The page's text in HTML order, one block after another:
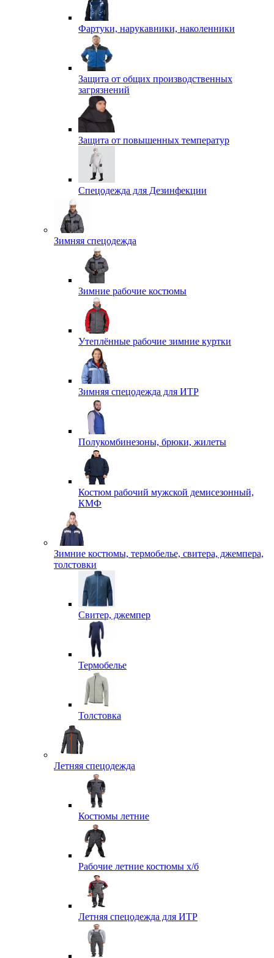
Фартуки, нарукавники, наколенники
Защита от общих производственных
загрязнений
Защита от повышенных температур
Спецодежда для Дезинфекции
Зимняя спецодежда
Зимние рабочие костюмы
Утеплённые рабочие зимние куртки
Зимняя спецодежда для ИТР
Полукомбинезоны, брюки, жилеты
Костюм рабочий мужской демисезонный,
КМФ
Зимние костюмы, термобелье, свитера, джемпера,
толстовки
Свитер, джемпер
Термобелье
Толстовка
Летняя спецодежда
Костюмы летние
Рабочие летние костюмы х/б
Летняя спецодежда для ИТР